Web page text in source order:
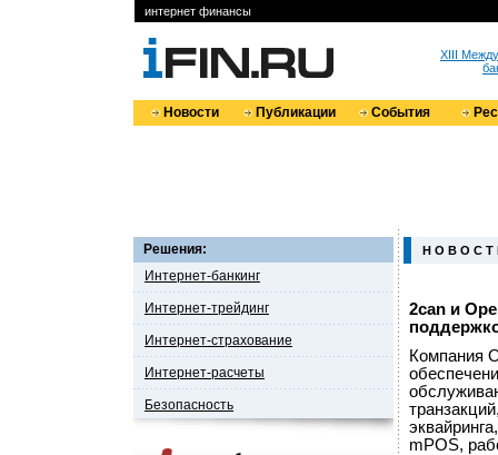
интернет финансы
XIII
Новости Публикации События
Решения:
Интернет-банкинг
Интернет-трейдинг
Интернет-страхование
Интернет-расчеты
Безопасность
Н О В О С Т
2сan и
Компания
mPOS,